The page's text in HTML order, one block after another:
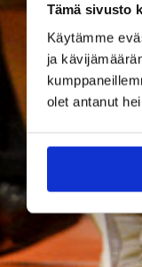
Tämä sivusto
Käytämme
ja
olet antanut